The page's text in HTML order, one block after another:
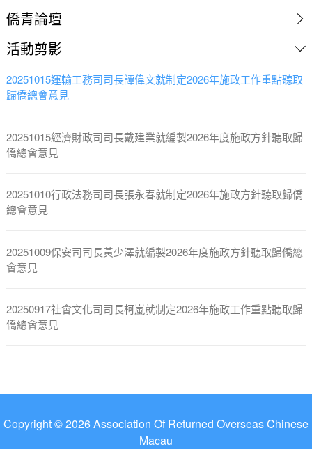
僑青論壇
活動剪影
20251015運輸工務司司長譚偉文就制定2026年施政工作重點聽取
歸僑總會意見
20251015經濟財政司司長戴建業就編製2026年度施政方針聽取歸
僑總會意見
20251010行政法務司司長張永春就制定2026年施政方針聽取歸僑
總會意見
20251009保安司司長黃少澤就編製2026年度施政方針聽取歸僑總
會意見
20250917社會文化司司長柯嵐就制定2026年施政工作重點聽取歸
僑總會意見
Copyright © 2026 Association Of Returned Overseas Chinese
Macau